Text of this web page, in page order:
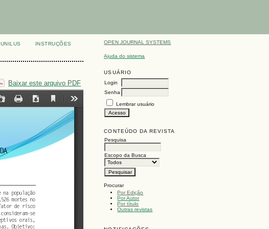
OPEN JOURNAL SYSTEMS
Ajuda do sistema
USUÁRIO
Login
Senha
Lembrar usuário
CONTEÚDO DA REVISTA
Pesquisa
Escopo da Busca
Procurar
Por Edição
Por Autor
Por título
Outras revistas
UNILUS
INSTRUÇÕES
Baixar este arquivo PDF